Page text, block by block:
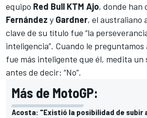
equipo Red Bull KTM Ajo, donde han
Fernández y Gardner, el australiano
clave de su título fue “la
inteligencia”. Cuando le preguntamos
fue más inteligente que él, medita un
antes de decir: “No”.
Más de MotoGP:
Acosta: "Existió la posibilidad de subir